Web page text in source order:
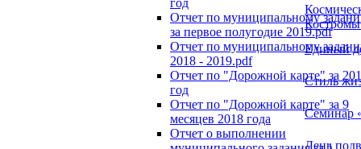
год
Отчет по муниципальному
за первое полугодие 2019.pdf
Отчет по муниципальному
2018 - 2019.pdf
Отчет по "Дорожной карте" за
год
Отчет по "Дорожной карте" за 9
месяцев 2018 года
Отчет о выполнении
Единый
Стиль
Семинар
День